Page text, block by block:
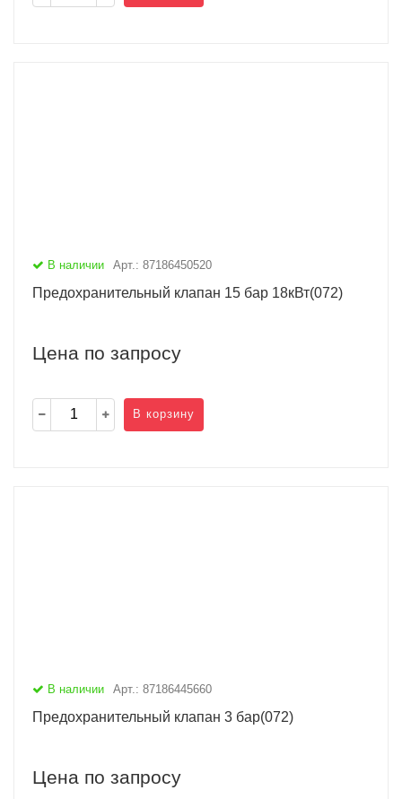
В наличии Арт.: 87186450520
Предохранительный клапан 15 бар 18кВт(072)
Цена по запросу
В корзину
В наличии Арт.: 87186445660
Предохранительный клапан 3 бар(072)
Цена по запросу